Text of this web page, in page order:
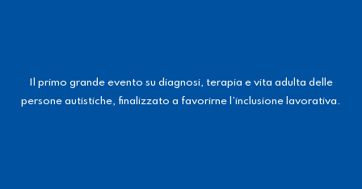
Il primo grande evento su diagnosi, terapia e vita adulta delle
persone autistiche, finalizzato a favorirne l’inclusione lavorativa.